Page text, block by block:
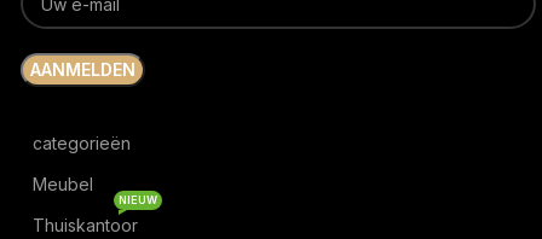
categorieën
Meubel
Thuiskantoor
NIEUW